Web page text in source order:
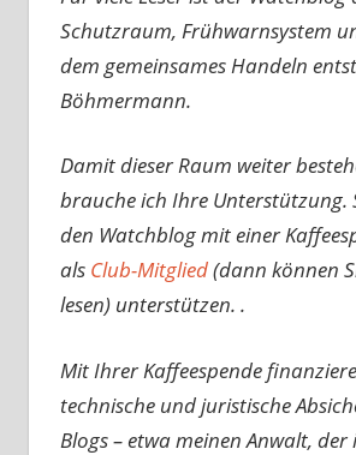
Schutzraum, Frühwarnsystem
dem gemeinsames Handeln
Böhmermann.
Damit dieser Raum weiter
brauche ich Ihre Unterstützung.
den Watchblog mit einer
als Club-Mitglied(dann können
lesen) unterstützen. .
Mit Ihrer Kaffeespende
technische und juristische
Blogs – etwa meinen Anwalt, der